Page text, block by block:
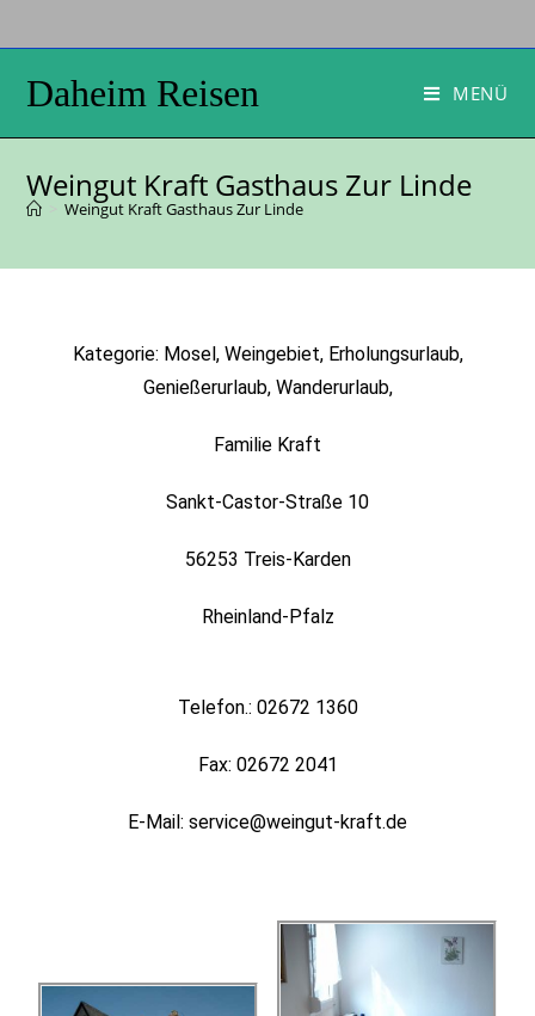
Daheim Reisen MENÜ
Weingut Kraft Gasthaus Zur Linde
Weingut Kraft Gasthaus Zur Linde
Kategorie: Mosel, Weingebiet, Erholungsurlaub,
Genießerurlaub, Wanderurlaub,
Familie Kraft
Sankt-Castor-Straße 10
56253 Treis-Karden
Rheinland-Pfalz
Telefon.: 02672 1360
Fax: 02672 2041
E-Mail: service@weingut-kraft.de